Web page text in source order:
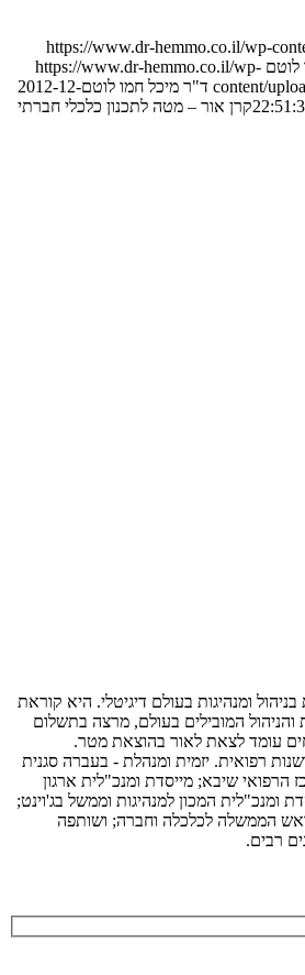
https://www.dr-hemmo.co.il/wp-
לוטם https://www.dr-hemmo.co.il/wp-
content/ ד"ר מיכל חמו לוטם2012-12-
קרן אור – מטה לתכנון כלכלי חברתי
ומנהיגות בעולם דיגיטלי. היא קוראת
והניהול המובילים בעולם, מרצה בתשלום
עומד לצאת לאור בהוצאת מטר.
רפואית. יזמית ומנהלת - בעברה סגנית
הרפואי שיבא; מייסדת ומנכ"לית ארגון
ומנכ"לית המכון למנהיגות וממשל בג'וינט;
הממשלה לכלכלה וחברה; ושותפה
רבים.